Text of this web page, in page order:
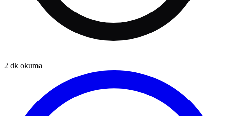
2 dk okuma